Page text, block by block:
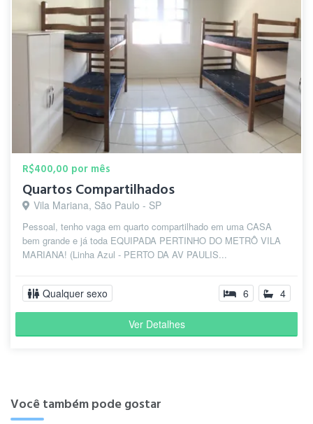
R$400,00 por mês
Quartos Compartilhados
Vila Mariana, São Paulo - SP
Pessoal, tenho vaga em quarto compartilhado em uma CASA
bem grande e já toda EQUIPADA PERTINHO DO METRÔ VILA
MARIANA! (Linha Azul - PERTO DA AV PAULIS...
Qualquer sexo 6 4
Ver Detalhes
Você também pode gostar